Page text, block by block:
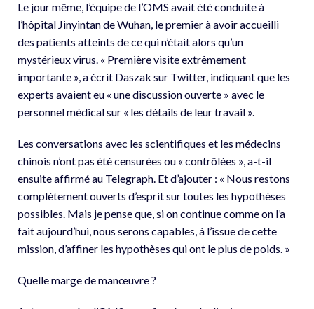
Le jour même, l’équipe de l’OMS avait été conduite à
l’hôpital Jinyintan de Wuhan, le premier à avoir accueilli
des patients atteints de ce qui n’était alors qu’un
mystérieux virus. « Première visite extrêmement
importante », a écrit Daszak sur Twitter, indiquant que les
experts avaient eu « une discussion ouverte » avec le
personnel médical sur « les détails de leur travail ».
Les conversations avec les scientifiques et les médecins
chinois n’ont pas été censurées ou « contrôlées », a-t-il
ensuite affirmé au Telegraph. Et d’ajouter : « Nous restons
complètement ouverts d’esprit sur toutes les hypothèses
possibles. Mais je pense que, si on continue comme on l’a
fait aujourd’hui, nous serons capables, à l’issue de cette
mission, d’affiner les hypothèses qui ont le plus de poids. »
Quelle marge de manœuvre ?